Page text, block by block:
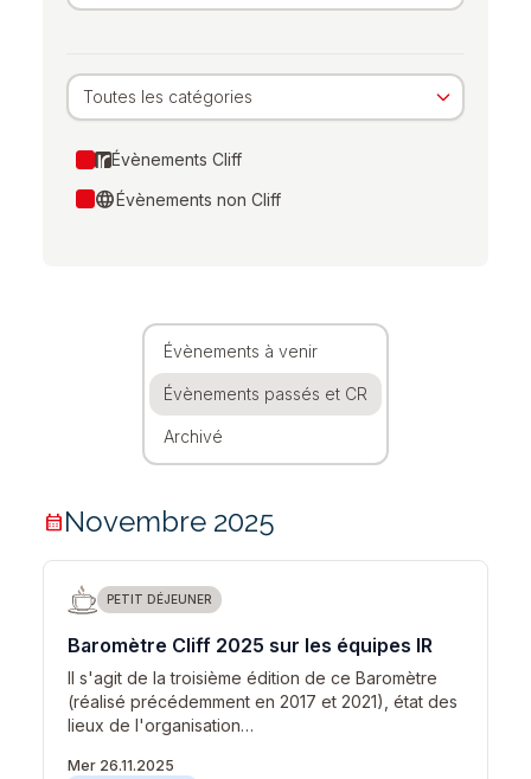
Toutes les catégories
Évènements Cliff
languageÉvènements non Cliff
Évènements à venir
Évènements passés et CR
Archivé
calendar_monthNovembre 2025
PETIT DÉJEUNER
Baromètre Cliff 2025 sur les équipes IR
Il s'agit de la troisième édition de ce Baromètre
(réalisé précédemment en 2017 et 2021), état des
lieux de l'organisation…
Mer 26.11.2025